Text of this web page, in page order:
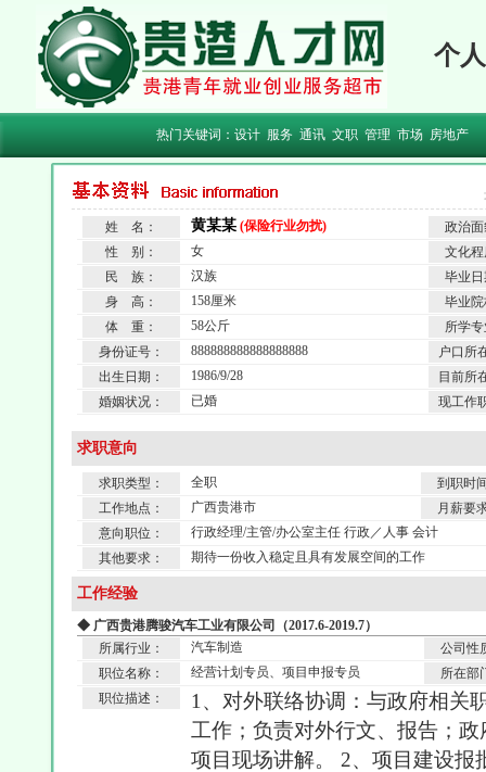
个
热门关键词： 设计 服务 通讯 文职 管理 市场 房地产
姓 名： 黄某某 (保险行业勿扰)
政治
性 别：
女
文化
民 族：
汉族
毕业
身 高：
158厘米
毕业
体 重：
58公斤
所学
身份证号：
888888888888888888
户口所
出生日期：
1986/9/28
目前所
婚姻状况：
已婚 现工作
求职意向
求职类型： 全职
到职时
工作地点：
广西贵港市
月薪要
意向职位：
行政经理/主管/办公室主任 行政／人事 会计
其他要求：
期待一份收入稳定且具有发展空间的工作
工作经验
◆ 广西贵港腾骏汽车工业有限公司（2017.6-2019.7）
所属行业：
汽车制造
公司性
职位名称：
经营计划专员、项目申报专员
所在部
职位描述：
1、对外联络协调：与政府相关
工作；负责对外行文、报告；
项目现场讲解。 2、项目建设报